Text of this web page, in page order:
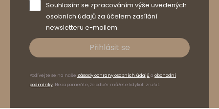
Souhlasím se zpracováním výše uvedených
osobních údajů za účelem zasílání
newsletteru e-mailem.
Přihlásit se
Podívejte se na naše Zásady ochrany osobních údajů a obchodní
podmínky. Nezapomeňte, že odběr můžete kdykoli zrušit.